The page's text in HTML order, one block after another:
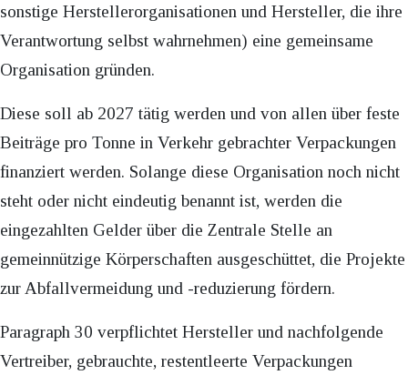
sonstige Herstellerorganisationen und Hersteller, die ihre
Verantwortung selbst wahrnehmen) eine gemeinsame
Organisation gründen.
Diese soll ab 2027 tätig werden und von allen über feste
Beiträge pro Tonne in Verkehr gebrachter Verpackungen
finanziert werden. Solange diese Organisation noch nicht
steht oder nicht eindeutig benannt ist, werden die
eingezahlten Gelder über die Zentrale Stelle an
gemeinnützige Körperschaften ausgeschüttet, die Projekte
zur Abfallvermeidung und -reduzierung fördern.
Paragraph 30 verpflichtet Hersteller und nachfolgende
Vertreiber, gebrauchte, restentleerte Verpackungen